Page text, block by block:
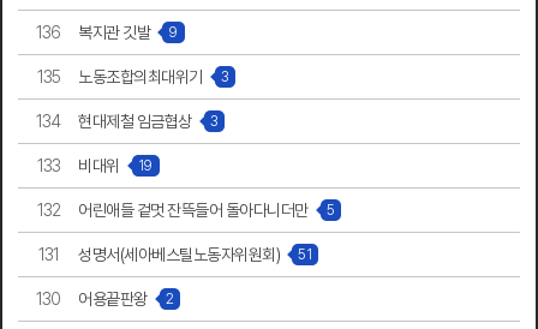
136 복지관 깃발 9
135 노동조합의최대위기 3
134 현대제철 임금협상 3
133 비대위 19
132 어린애들 겉멋 잔뜩들어 돌아다니더만 5
131 성명서(세아베스틸노동자위원회) 51
130 어용끝판왕 2